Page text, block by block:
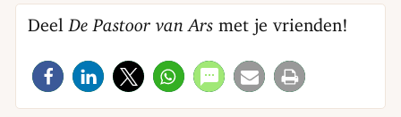
Deel De Pastoor van Ars met je vrienden!